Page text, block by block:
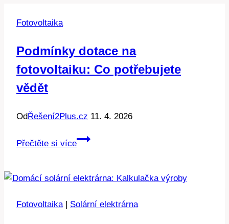
Fotovoltaika
Podmínky dotace na
fotovoltaiku: Co potřebujete
vědět
Od Řešení2Plus.cz 11. 4. 2026
Přečtěte si více
Podmínky
fotovoltaiku:
potřebujete
Fotovoltaika| Solární elektrárna